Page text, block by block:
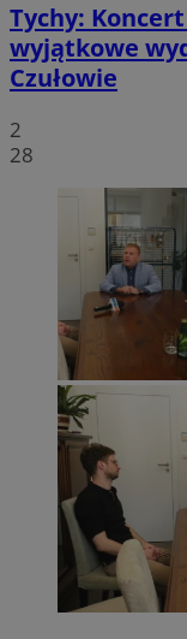
Tychy:
wyjątkowe
Czułowie
2
28